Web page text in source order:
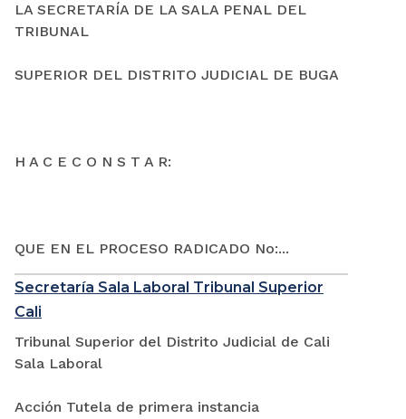
LA SECRETARÍA DE LA SALA PENAL DEL
TRIBUNAL
SUPERIOR DEL DISTRITO JUDICIAL DE BUGA
H A C E C O N S T A R:
QUE EN EL PROCESO RADICADO No:...
Secretaría Sala Laboral Tribunal Superior
Cali
Tribunal Superior del Distrito Judicial de Cali
Sala Laboral
Acción Tutela de primera instancia